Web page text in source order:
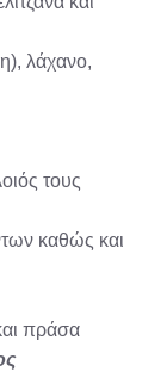
λάχανο,
τους
καθώς και
πράσα